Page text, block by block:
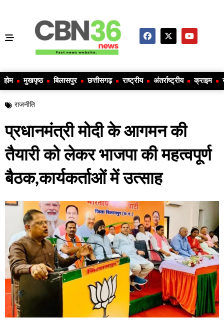
होम मुखपृष्ठ बिलासपुर छत्तीसगढ़ राष्ट्रीय अंतर्राष्ट्रीय क्राइम
राजनीति
प्रधानमंत्री मोदी के आगमन की
तैयारी को लेकर भाजपा की महत्वपूर्ण
बैठक,कार्यकर्ताओं में उत्साह